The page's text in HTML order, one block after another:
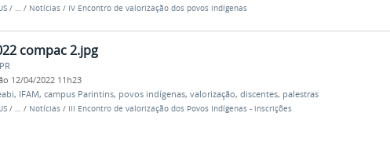
/ … / Notícias / IV Encontro de valorização dos povos indígenas
compac 2.jpg
12/04/2022 11h23
, IFAM, campus Parintins, povos indígenas, valorização, discentes, palestras
/ / Notícias / III Encontro de valorização dos Povos Indígenas - inscrições